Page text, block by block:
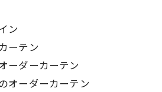
ン
ーテン
ーダーカーテン
オーダーカーテン